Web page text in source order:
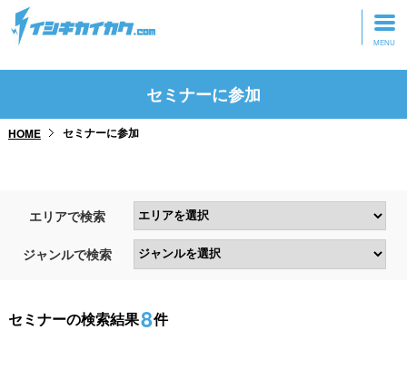
トップページ
研修・ツアーに参加
セミナーに参加
HOME セミナーに参加
エリアで検索
ジャンルで検索
セミナーの検索結果8件